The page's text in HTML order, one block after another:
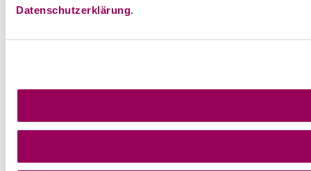
Datenschutzerklärung.